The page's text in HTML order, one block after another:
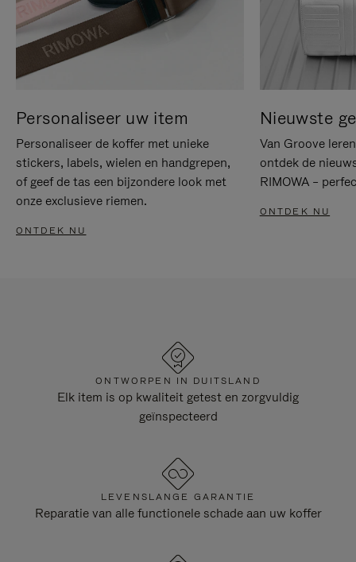
Personaliseer uw item
Personaliseer de koffer met unieke
stickers, labels, wielen en handgrepen,
of geef de tas een bijzondere look met
onze exclusieve riemen.
ONTDEK NU
Nieuwste
Van Groove
ontdek de
RIMOWA –
ONTDEK NU
ONTWORPEN IN DUITSLAND
Elk item is op kwaliteit getest en zorgvuldig
geïnspecteerd
LEVENSLANGE GARANTIE
Reparatie van alle functionele schade aan uw koffer